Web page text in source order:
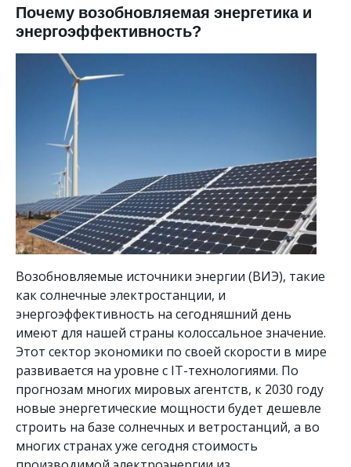
Почему возобновляемая энергетика и
энергоэффективность?
Возобновляемые источники энергии (ВИЭ), такие
как солнечные электростанции, и
энергоэффективность на сегодняшний день
имеют для нашей страны колоссальное значение.
Этот сектор экономики по своей скорости в мире
развивается на уровне с IT-технологиями. По
прогнозам многих мировых агентств, к 2030 году
новые энергетические мощности будет дешевле
строить на базе солнечных и ветростанций, а во
многих странах уже сегодня стоимость